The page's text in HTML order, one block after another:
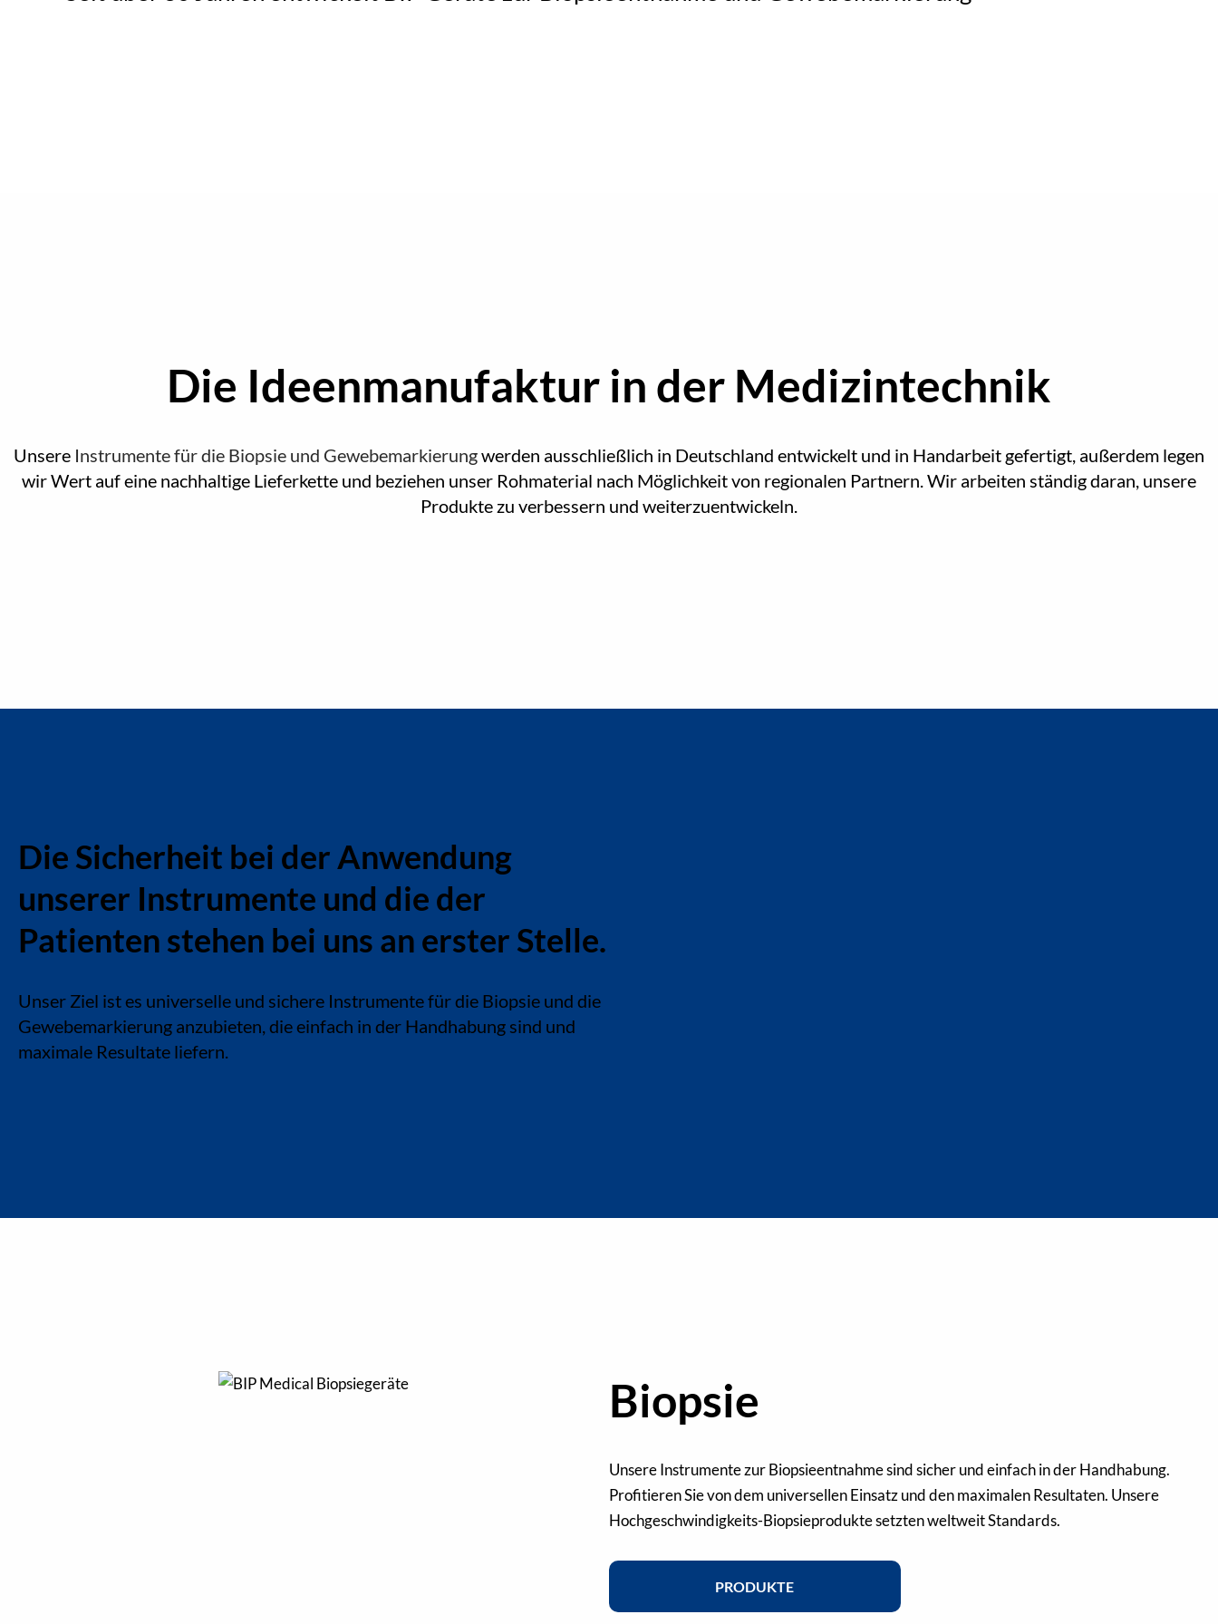
Die Ideenmanufaktur in der Medizintechnik
Unsere Instrumente für die Biopsie und Gewebemarkierungwerden ausschließlich in Deutschland entwickelt und in Handarbeit gefertigt, außerdem legen
wir Wert auf eine nachhaltige Lieferkette und beziehen unser Rohmaterial nach Möglichkeit von regionalen Partnern. Wir arbeiten ständig daran, unsere
Produkte zu verbessern und weiterzuentwickeln.
Die Sicherheit bei der Anwendung
unserer Instrumente und die der
Patienten stehen bei uns an erster Stelle.
Unser Ziel ist es universelle und sichere Instrumente für die Biopsie und die
Gewebemarkierung anzubieten, die einfach in der Handhabung sind und
maximale Resultate liefern.
Biopsie
Unsere Instrumente zur Biopsieentnahme sind sicher und einfach in der Handhabung.
Profitieren Sie von dem universellen Einsatz und den maximalen Resultaten. Unsere
Hochgeschwindigkeits-Biopsieprodukte setzten weltweit Standards.
PRODUKTE